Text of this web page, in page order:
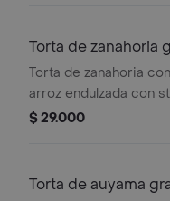
Torta de zanahoria
Torta de zanahoria
arroz endulzada con
vegano, grande.
$ 29.000
Torta de auyama